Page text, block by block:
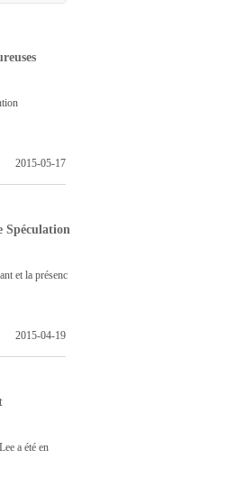
2015-05-17
Spéculation
et la présenc
2015-04-19
a été en